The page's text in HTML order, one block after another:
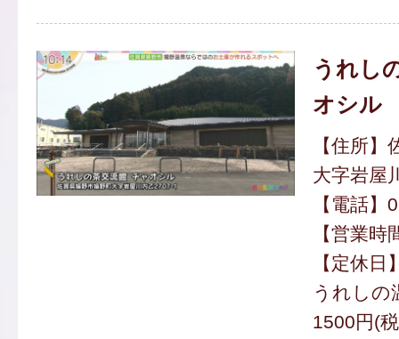
うれし
オシル
【住所
大字岩屋
【電話
【営業
【定休日
うれしの
1500円(